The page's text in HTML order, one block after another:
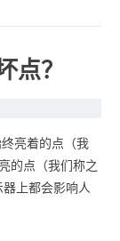
点？
亮着的点（我
的点（我们称之
器上都会影响人